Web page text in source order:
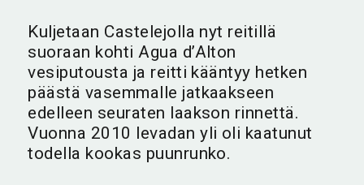
Kuljetaan Castelejolla nyt reitillä
suoraan kohti Agua d’Alton
vesiputousta ja reitti kääntyy hetken
päästä vasemmalle jatkaakseen
edelleen seuraten laakson rinnettä.
Vuonna 2010 levadan yli oli kaatunut
todella kookas puunrunko.